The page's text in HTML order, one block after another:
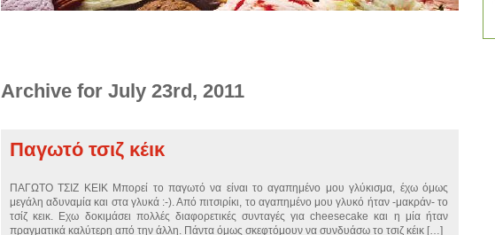
Archive for July 23rd, 2011
Παγωτό τσιζ κέικ
ΠΑΓΩΤΟ ΤΣΙΖ ΚΕΙΚ Μπορεί το παγωτό να είναι το αγαπημένο μου γλύκισμα, έχω όμως
μεγάλη αδυναμία και στα γλυκά :-). Από πιτσιρίκι, το αγαπημένο μου γλυκό ήταν -μακράν- το
τσίζ κεικ. Εχω δοκιμάσει πολλές διαφορετικές συνταγές για cheesecake και η μία ήταν
πραγματικά καλύτερη από την άλλη. Πάντα όμως σκεφτόμουν να συνδυάσω το τσιζ κέικ […]